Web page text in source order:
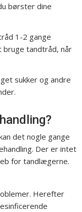
børster dine
1-2 gange
tandtråd, når
sukker og andre
det nogle gange
Der er intet
for tandlægerne.
Herefter